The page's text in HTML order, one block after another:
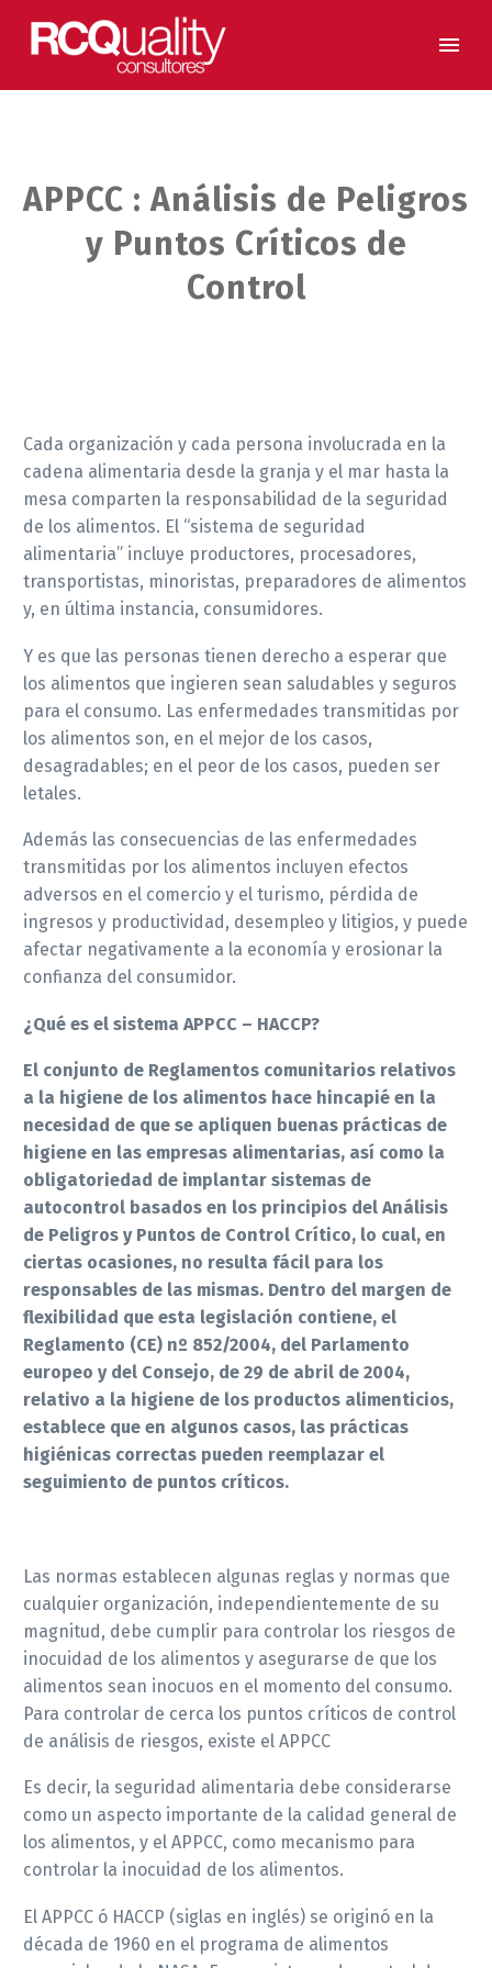
APPCC : Análisis de Peligros
y Puntos Críticos de
Control
Cada organización y cada persona involucrada en la
cadena alimentaria desde la granja y el mar hasta la
mesa comparten la responsabilidad de la seguridad
de los alimentos. El “sistema de seguridad
alimentaria” incluye productores, procesadores,
transportistas, minoristas, preparadores de alimentos
y, en última instancia, consumidores.
Y es que las personas tienen derecho a esperar que
los alimentos que ingieren sean saludables y seguros
para el consumo. Las enfermedades transmitidas por
los alimentos son, en el mejor de los casos,
desagradables; en el peor de los casos, pueden ser
letales.
Además las consecuencias de las enfermedades
transmitidas por los alimentos incluyen efectos
adversos en el comercio y el turismo, pérdida de
ingresos y productividad, desempleo y litigios, y puede
afectar negativamente a la economía y erosionar la
confianza del consumidor.
¿Qué es el sistema APPCC – HACCP?
El conjunto de Reglamentos comunitarios relativos
a la higiene de los alimentos hace hincapié en la
necesidad de que se apliquen buenas prácticas de
higiene en las empresas alimentarias, así como la
obligatoriedad de implantar sistemas de
autocontrol basados en los principios del Análisis
de Peligros y Puntos de Control Crítico, lo cual, en
ciertas ocasiones, no resulta fácil para los
responsables de las mismas. Dentro del margen de
flexibilidad que esta legislación contiene, el
Reglamento (CE) nº 852/2004, del Parlamento
europeo y del Consejo, de 29 de abril de 2004,
relativo a la higiene de los productos alimenticios,
establece que en algunos casos, las prácticas
higiénicas correctas pueden reemplazar el
seguimiento de puntos críticos.
Las normas establecen algunas reglas y normas que
cualquier organización, independientemente de su
magnitud, debe cumplir para controlar los riesgos de
inocuidad de los alimentos y asegurarse de que los
alimentos sean inocuos en el momento del consumo.
Para controlar de cerca los puntos críticos de control
de análisis de riesgos, existe el APPCC
Es decir, la seguridad alimentaria debe considerarse
como un aspecto importante de la calidad general de
los alimentos, y el APPCC, como mecanismo para
controlar la inocuidad de los alimentos.
El APPCC ó HACCP (siglas en inglés) se originó en la
década de 1960 en el programa de alimentos